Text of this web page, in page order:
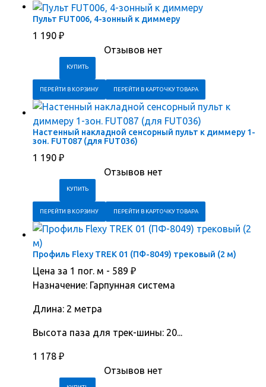
Пульт FUT006, 4-зонный к диммеру
1 190 ₽
Отзывов нет
ПЕРЕЙТИ В КОРЗИНУ ПЕРЕЙТИ В КАРТОЧКУ ТОВАРА
Настенный накладной сенсорный пульт к диммеру 1-
зон. FUT087 (для FUT036)
1 190 ₽
Отзывов нет
ПЕРЕЙТИ В КОРЗИНУ ПЕРЕЙТИ В КАРТОЧКУ ТОВАРА
Профиль Flexy TREK 01 (ПФ-8049) трековый (2 м)
Цена за 1 пог. м - 589 ₽
Назначение: Гарпунная система
Длина: 2 метра
Высота паза для трек-шины: 20...
1 178 ₽
Отзывов нет